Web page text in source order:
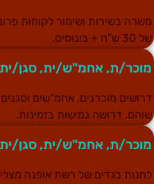
ש"ח + בונוסים.
ת, אחמ"ש/ית, סגן/ית
מוכרנים, אחמ"שים
דרושה גמישות בזמינות.
ת, אחמ"ש/ית, סגן/ית
בגדים של רשת אופנה